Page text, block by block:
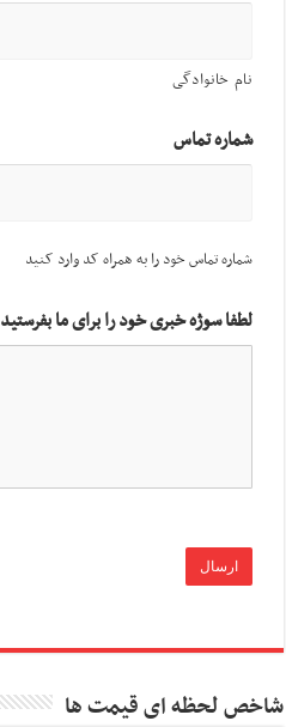
نام خانوادگی
شماره تماس
شماره تماس خود را به همراه کد وارد کنید
لطفا سوژه خبری خود را برای ما بفرستید
شاخص لحظه ای قیمت ها